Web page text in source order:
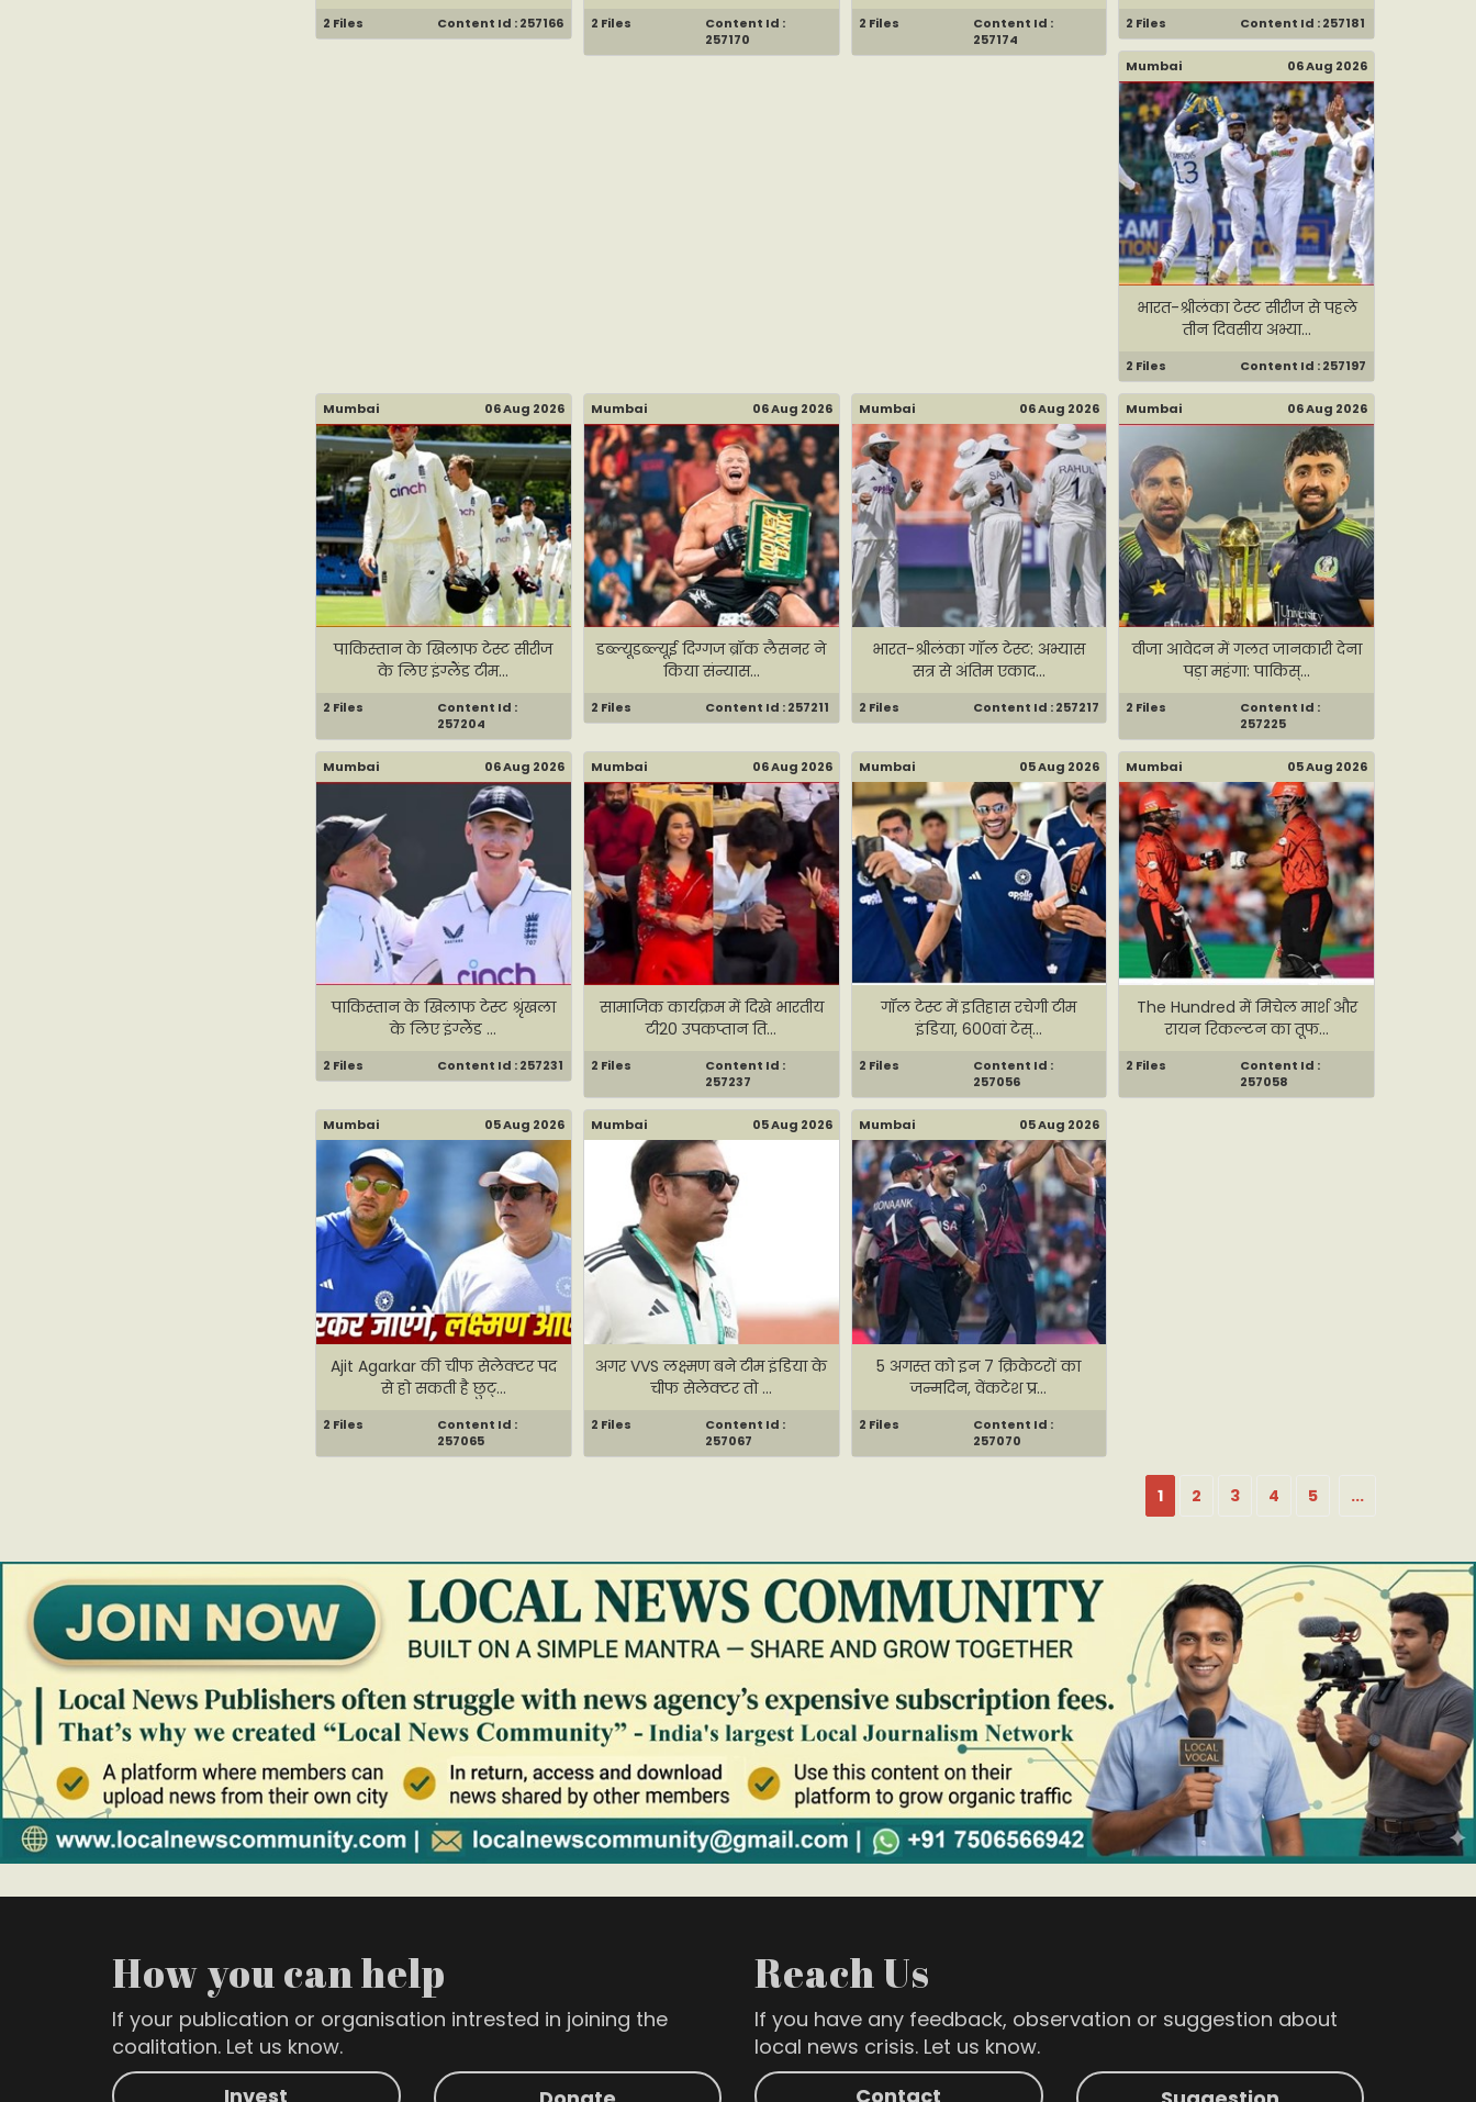
2 Files Content Id : 257166 2 Files
Content Id :
257170
2 Files
Content Id :
257174
2 Files Content Id : 257181
Mumbai 06 Aug 2026
भारत-श्रीलंका टेस्ट सीरीज से पहले
तीन दिवसीय अभ्या...
2 Files Content Id : 257197
Mumbai 06 Aug 2026
पाकिस्तान के खिलाफ टेस्ट सीरीज
के लिए इंग्लैंड टीम...
2 Files
Content Id :
257204
Mumbai 06 Aug 2026
डब्ल्यूडब्ल्यूई दिग्गज ब्रॉक लैसनर ने
किया संन्यास...
2 Files Content Id : 257211
Mumbai 06 Aug 2026
भारत-श्रीलंका गॉल टेस्ट: अभ्यास
सत्र से अंतिम एकाद...
2 Files Content Id : 257217
Mumbai 06 Aug 2026
वीजा आवेदन में गलत जानकारी देना
पड़ा महंगा: पाकिस्...
2 Files
Content Id :
257225
Mumbai 06 Aug 2026
पाकिस्तान के खिलाफ टेस्ट श्रृंखला
के लिए इंग्लैंड ...
2 Files Content Id : 257231
Mumbai 06 Aug 2026
सामाजिक कार्यक्रम में दिखे भारतीय
टी20 उपकप्तान ति...
2 Files
Content Id :
257237
Mumbai 05 Aug 2026
गॉल टेस्ट में इतिहास रचेगी टीम
इंडिया, 600वां टेस्...
2 Files
Content Id :
257056
Mumbai 05 Aug 2026
The Hundred में मिचेल मार्श और
रायन रिकल्टन का तूफ...
2 Files
Content Id :
257058
Mumbai 05 Aug 2026
Ajit Agarkar की चीफ सेलेक्टर पद
से हो सकती है छुट्...
2 Files
Content Id :
257065
Mumbai 05 Aug 2026
अगर VVS लक्ष्मण बने टीम इंडिया के
चीफ सेलेक्टर तो ...
2 Files
Content Id :
257067
Mumbai 05 Aug 2026
5 अगस्त को इन 7 क्रिकेटरों का
जन्मदिन, वेंकटेश प्र...
2 Files
Content Id :
257070
1 2 3 4 5 ...
How you can help
If your publication or organisation intrested in joining the
coalitation. Let us know.
Invest
Reach Us
If you have any feedback, observation or suggestion about
local news crisis. Let us know.
Contact